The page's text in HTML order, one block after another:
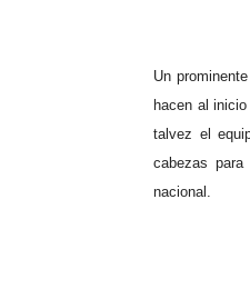
Un
hacen al
talvez el
cabezas
nacional.